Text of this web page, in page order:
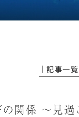
│記事一
関係 〜見